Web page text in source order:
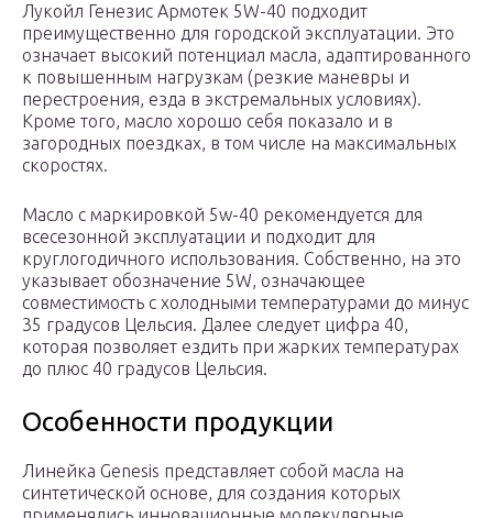
Лукойл Генезис Армотек 5W-40 подходит
преимущественно для городской эксплуатации. Это
означает высокий потенциал масла, адаптированного
к повышенным нагрузкам (резкие маневры и
перестроения, езда в экстремальных условиях).
Кроме того, масло хорошо себя показало и в
загородных поездках, в том числе на максимальных
скоростях.
Масло с маркировкой 5w-40 рекомендуется для
всесезонной эксплуатации и подходит для
круглогодичного использования. Собственно, на это
указывает обозначение 5W, означающее
совместимость с холодными температурами до минус
35 градусов Цельсия. Далее следует цифра 40,
которая позволяет ездить при жарких температурах
до плюс 40 градусов Цельсия.
Особенности продукции
Линейка Genesis представляет собой масла на
синтетической основе, для создания которых